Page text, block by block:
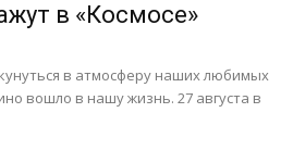
в «Космосе»
в атмосферу наших любимых
вошло в нашу жизнь. 27 августа в